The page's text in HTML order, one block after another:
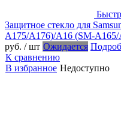
Защитное стекло для
A175/A176)/A16 (SM-
руб. / шт Ожидается
К сравнению
В избранное Недоступно